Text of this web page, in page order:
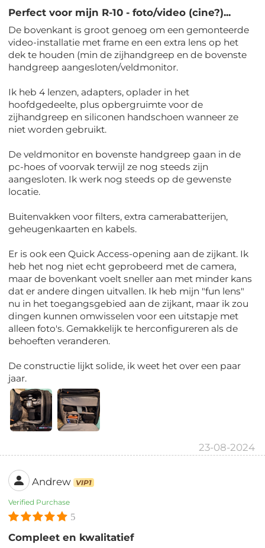
Perfect voor mijn R-10 - foto/video (cine?)...
De bovenkant is groot genoeg om een ​​gemonteerde
video-installatie met frame en een extra lens op het
dek te houden (min de zijhandgreep en de bovenste
handgreep aangesloten/veldmonitor.
Ik heb 4 lenzen, adapters, oplader in het
hoofdgedeelte, plus opbergruimte voor de
zijhandgreep en siliconen handschoen wanneer ze
niet worden gebruikt.
De veldmonitor en bovenste handgreep gaan in de
pc-hoes of voorvak terwijl ze nog steeds zijn
aangesloten. Ik werk nog steeds op de gewenste
locatie.
Buitenvakken voor filters, extra camerabatterijen,
geheugenkaarten en kabels.
Er is ook een Quick Access-opening aan de zijkant. Ik
heb het nog niet echt geprobeerd met de camera,
maar de bovenkant voelt sneller aan met minder kans
dat er andere dingen uitvallen. Ik heb mijn "fun lens"
nu in het toegangsgebied aan de zijkant, maar ik zou
dingen kunnen omwisselen voor een uitstapje met
alleen foto's. Gemakkelijk te herconfigureren als de
behoeften veranderen.
De constructie lijkt solide, ik weet het over een paar
jaar.
23-08-2024
Andrew VIP1
Verified Purchase
5
Compleet en kwalitatief